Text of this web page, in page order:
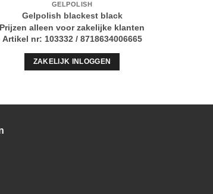
GELPOLISH
Gelpolish blackest black
Prijzen alleen voor zakelijke klanten
Artikel nr: 103332 / 8718634006665
ZAKELIJK INLOGGEN